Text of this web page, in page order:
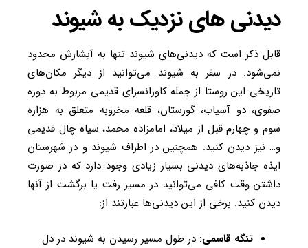
دیدنی های نزدیک به شیوند
قابل ذکر است که دیدنی‌های شیوند تنها به آبشارش محدود
نمی‌شود. در سفر به شیوند می‌توانید از دیگر مکان‌های
تاریخی این روستا از جمله کاورانسرای قدیمی مربوط به دوره
صفوی، دو آسیاب، گورستان، قلعه مخروبه متعلق به هزاره
سوم و چهارم قبل از میلاد، امامزاده محمد، سیاه چال قدیمی
و… نیز دیدن کنید. همچنین در اطراف شیوند و در شهرستان
ایذه جاذبه‌های دیدنی بسیار زیادی وجود دارد که در صورت
داشتن وقت کافی می‌توانید در مسیر رفت یا برگشت از آنها
دیدن کنید. برخی از این دیدنی‌ها عبارتند از:
تنگه قاسمی: در طول مسیر رسیدن به شیوند در دل